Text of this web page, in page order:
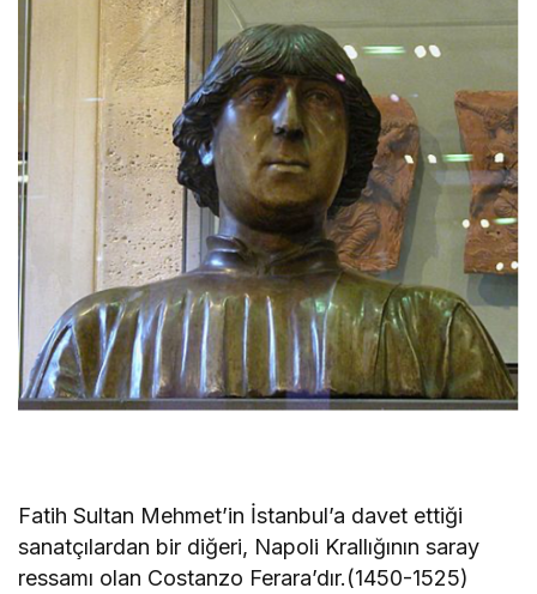
Fatih Sultan Mehmet’in İstanbul’a davet ettiği
sanatçılardan bir diğeri, Napoli Krallığının saray
ressamı olan Costanzo Ferara’dır.(1450-1525)